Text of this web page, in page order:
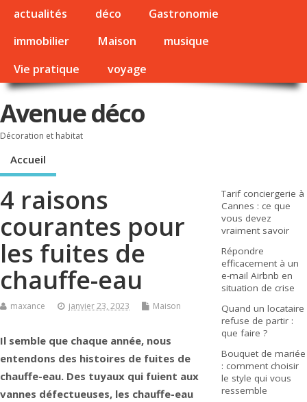
actualités déco
Gastronomie
immobilier
Maison
musique
Vie pratique
voyage
Avenue déco
Décoration et habitat
Accueil
4 raisons
courantes pour
les fuites de
chauffe-eau
maxance janvier 23, 2023 Maison
Il semble que chaque année, nous
entendons des histoires de fuites de
chauffe-eau. Des tuyaux qui fuient aux
vannes défectueuses, les chauffe-eau
Tarif conciergerie à
Cannes : ce que
vous devez
vraiment savoir
Répondre
efficacement à un
e-mail Airbnb en
situation de crise
Quand un locataire
refuse de partir :
que faire ?
Bouquet de mariée
: comment choisir
le style qui vous
ressemble